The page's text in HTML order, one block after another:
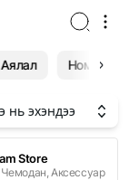
Аялал Ном
нь эхэндээ
Store
Чемодан, Аксессуар